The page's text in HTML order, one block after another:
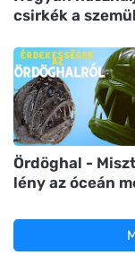
csirkék a
Ördöghal -
lény az óceán